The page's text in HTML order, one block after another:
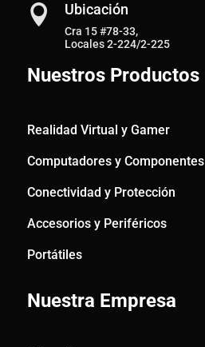
 Ubicación
Cra 15 #78-33,
Locales 2-224/2-225
Nuestros Productos
Realidad Virtual y Gamer
Computadores y Componentes
Conectividad y Protección
Accesorios y Periféricos
Portátiles
Nuestra Empresa